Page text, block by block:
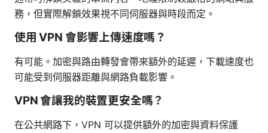
務，但實際解鎖效果視不同伺服器與時段而定。
使用 VPN 會影響上傳速度嗎？
有可能。加密與路由轉發會帶來額外的延遲，下載速度也
可能受到伺服器距離與網路負載影響。
VPN 會讓我的裝置更安全嗎？
在公共網路下，VPN 可以提供額外的加密與資料保護